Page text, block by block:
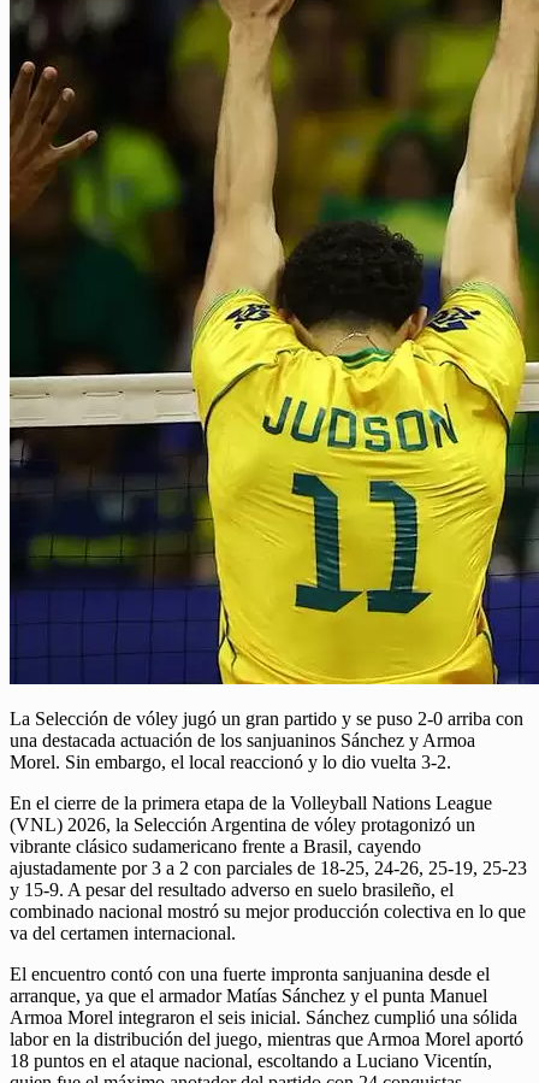
La Selección de vóley jugó un gran partido y se puso 2-0 arriba con
una destacada actuación de los sanjuaninos Sánchez y Armoa
Morel. Sin embargo, el local reaccionó y lo dio vuelta 3-2.
En el cierre de la primera etapa de la Volleyball Nations League
(VNL) 2026, la Selección Argentina de vóley protagonizó un
vibrante clásico sudamericano frente a Brasil, cayendo
ajustadamente por 3 a 2 con parciales de 18-25, 24-26, 25-19, 25-23
y 15-9. A pesar del resultado adverso en suelo brasileño, el
combinado nacional mostró su mejor producción colectiva en lo que
va del certamen internacional.
El encuentro contó con una fuerte impronta sanjuanina desde el
arranque, ya que el armador Matías Sánchez y el punta Manuel
Armoa Morel integraron el seis inicial. Sánchez cumplió una sólida
labor en la distribución del juego, mientras que Armoa Morel aportó
18 puntos en el ataque nacional, escoltando a Luciano Vicentín,